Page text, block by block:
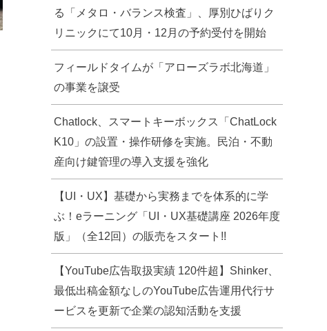
る「メタロ・バランス検査」、厚別ひばりク
リニックにて10月・12月の予約受付を開始
フィールドタイムが「アローズラボ北海道」
の事業を譲受
Chatlock、スマートキーボックス「ChatLock
K10」の設置・操作研修を実施。民泊・不動
産向け鍵管理の導入支援を強化
【UI・UX】基礎から実務までを体系的に学
ぶ！eラーニング「UI・UX基礎講座 2026年度
版」（全12回）の販売をスタート!!
【YouTube広告取扱実績 120件超】Shinker、
最低出稿金額なしのYouTube広告運用代行サ
ービスを更新で企業の認知活動を支援